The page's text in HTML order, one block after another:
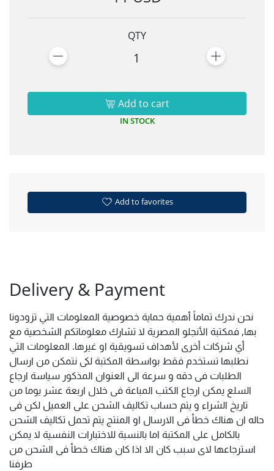
QTY
1
Add to cart
IN STOCK
Add to favorites
Delivery & Payment
نحن ندرك تماماً أهمية حماية خصوصية المعلومات التي تزودونا
بها, فمكتبة الأنجلو المصرية لا تشارك معلوماتكم الشخصية مع
أي شركات أخرى لأهداف تسويقية او غيرها. المعلومات التي
نطلبها تستخدم فقط بواسطة المكتبة لكى نتمكن من ارسال
الطلبات فى دقه و سرعة الى العنوان المذكور سياسة ارجاع
السلع يمكن ارجاع الكتب المباعة فى خلال اربعة عشر يوما من
تاريخ الشراء و يتم حساب تكاليف الشحن على العميل لكن فى
حاله ان هناك خطأ فى الارسال او المنتج يتم تحمل تكاليف الشحن
بالكامل على المكتبة اما بالنسبة للاختبارات النفسية لا يمكن
استرجاعها لاى سبب كان الا اذا كان هناك خطأ فى الشحن من
طرفنا